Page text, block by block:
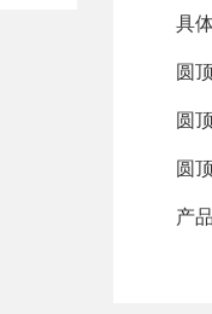
具体
圆顶
圆顶
圆顶
产品